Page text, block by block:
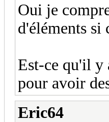
Oui je
d'éléments si
Est-ce qu'il y
pour avoir
Eric64